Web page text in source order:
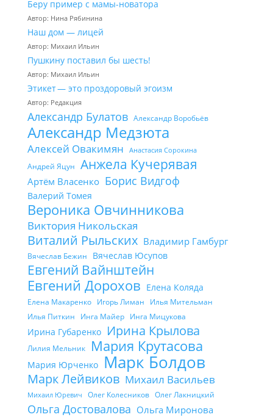
Беру пример с мамы-новатора
Автор: Нина Рябинина
Наш дом — лицей
Автор: Михаил Ильин
Пушкину поставил бы шесть!
Автор: Михаил Ильин
Этикет — это проздоровый эгоизм
Автор: Редакция
Александр Булатов Александр Воробьёв
Александр Медзюта
Алексей Овакимян Анастасия Сорокина
Андрей Яцун Анжела Кучерявая
Артём Власенко Борис Видгоф
Валерий Томея
Вероника Овчинникова
Виктория Никольская
Виталий Рыльских Владимир Гамбург
Вячеслав Бежин Вячеслав Юсупов
Евгений Вайнштейн
Евгений Дорохов Елена Коляда
Елена Макаренко Игорь Лиман
Илья Мительман
Илья Питкин
Инга Майер Инга Мицукова
Ирина Губаренко Ирина Крылова
Лилия Мельник Мария Крутасова
Мария Юрченко Марк Болдов
Марк Лейвиков Михаил Васильев
Михаил Юревич Олег Колесников Олег Лакницкий
Ольга Достовалова Ольга Миронова